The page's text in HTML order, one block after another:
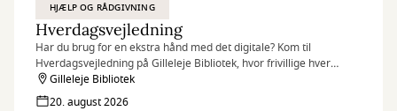
HJÆLP OG RÅDGIVNING
Hverdagsvejledning
Har du brug for en ekstra hånd med det digitale? Kom til
Hverdagsvejledning på Gilleleje Bibliotek, hvor frivillige hver
torsdag står klar til at hjælpe borgere.
Gilleleje Bibliotek
20. august 2026